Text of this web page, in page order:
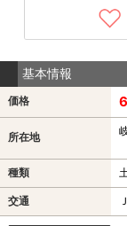
基本情報
価格
所在地
種類
交通